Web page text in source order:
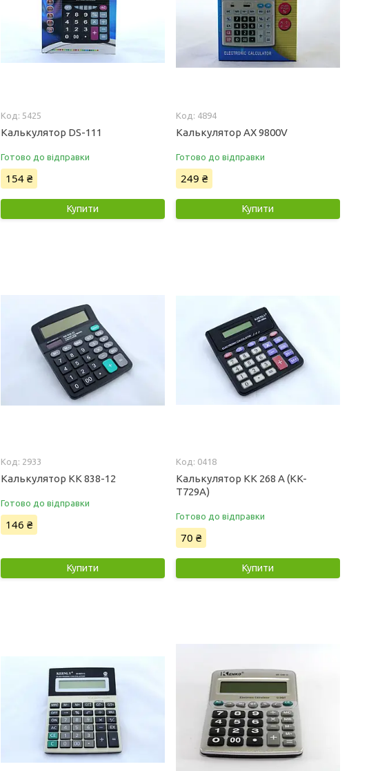
5425
Калькулятор DS-111
Готово до відправки
154 ₴
Купити
4894
Калькулятор AX 9800V
Готово до відправки
249 ₴
Купити
2933
Калькулятор KK 838-12
Готово до відправки
146 ₴
Купити
0418
Калькулятор KK 268 A (KK-
T729A)
Готово до відправки
70 ₴
Купити